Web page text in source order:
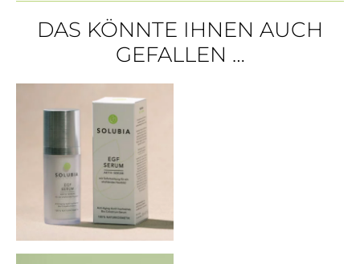
DAS KÖNNTE IHNEN AUCH
GEFALLEN …